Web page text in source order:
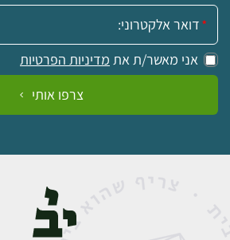
אימייל:
אני מאשר/ת את מדיניות הפרטיות
צרפו אותי